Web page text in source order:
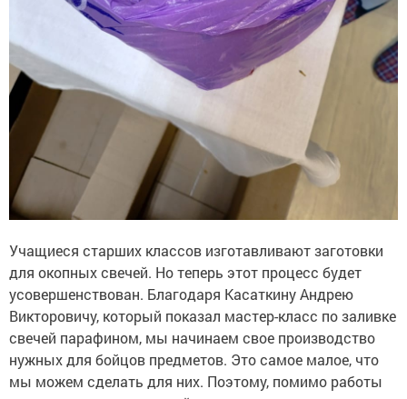
Учащиеся старших классов изготавливают заготовки
для окопных свечей. Но теперь этот процесс будет
усовершенствован. Благодаря Касаткину Андрею
Викторовичу, который показал мастер-класс по заливке
свечей парафином, мы начинаем свое производство
нужных для бойцов предметов. Это самое малое, что
мы можем сделать для них. Поэтому, помимо работы